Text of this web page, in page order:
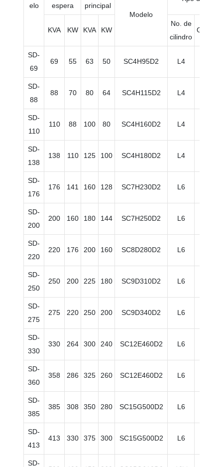
elo espera
principal
Modelo
KVA KW KVA KW
No. de
cilindro
SD-
69
69 55 63 50 SC4H95D2 L4
SD-
88
88 70 80 64 SC4H115D2 L4
SD-
110
110 88 100 80 SC4H160D2 L4
SD-
138
138 110 125 100 SC4H180D2 L4
SD-
176
176 141 160 128 SC7H230D2 L6
SD-
200
200 160 180 144 SC7H250D2 L6
SD-
220
220 176 200 160 SC8D280D2 L6
SD-
250
250 200 225 180 SC9D310D2 L6
SD-
275
275 220 250 200 SC9D340D2 L6
SD-
330
330 264 300 240 SC12E460D2 L6
SD-
360
358 286 325 260 SC12E460D2 L6
SD-
385
385 308 350 280 SC15G500D2 L6
SD-
413
413 330 375 300 SC15G500D2 L6
SD-